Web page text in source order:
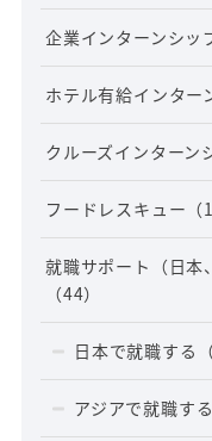
企業インターンシッ
ホテル有給インター
クルーズインターン
フードレスキュー （
就職サポート（日本
（44）
日本で就職する
アジアで就職する